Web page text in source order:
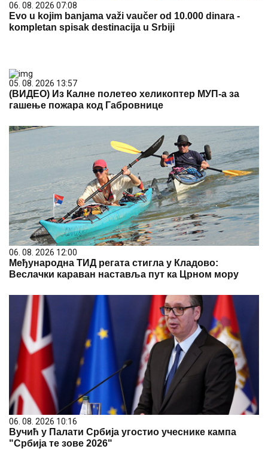
06. 08. 2026 07:08
Evo u kojim banjama važi vaučer od 10.000 dinara -
kompletan spisak destinacija u Srbiji
05. 08. 2026 13:57
(ВИДЕО) Из Калне полетео хеликоптер МУП-а за
гашење пожара код Габровнице
06. 08. 2026 12:00
Међународна ТИД регата стигла у Кладово:
Веслачки караван наставља пут ка Црном мору
06. 08. 2026 10:16
Вучић у Палати Србија угостио учеснике кампа
"Србија те зове 2026"